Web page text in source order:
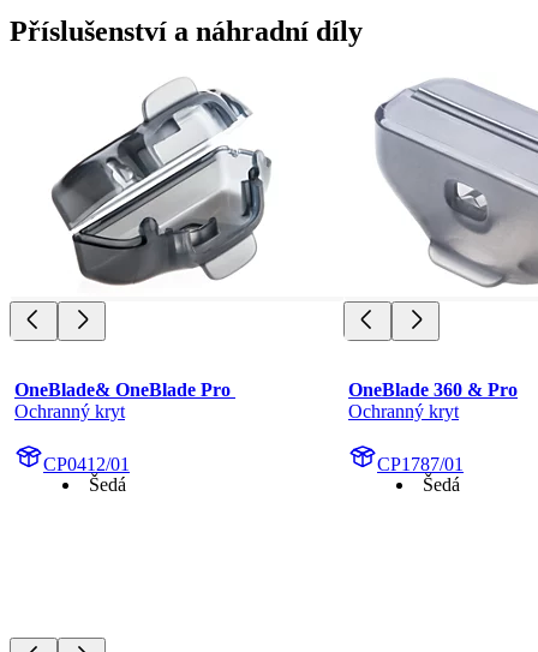
Příslušenství a náhradní díly
OneBlade& OneBlade Pro
Ochranný kryt
CP0412/01
Šedá
OneBlade 360 & Pro
Ochranný kryt
CP1787/01
Šedá